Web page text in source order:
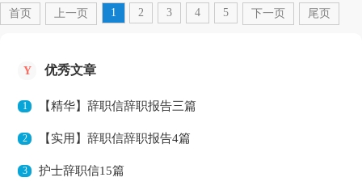
首页 上一页 1 2 3 4 5 下一页 尾页
Y 优秀文章
1 【精华】辞职信辞职报告三篇
2 【实用】辞职信辞职报告4篇
3 护士辞职信15篇